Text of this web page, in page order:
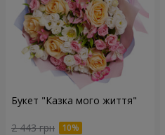
Букет "Казка мого життя"
2 443 грн